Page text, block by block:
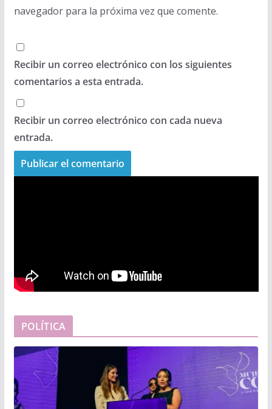
navegador para la próxima vez que comente.
Recibir un correo electrónico con los siguientes
comentarios a esta entrada.
Recibir un correo electrónico con cada nueva
entrada.
POLÍTICA